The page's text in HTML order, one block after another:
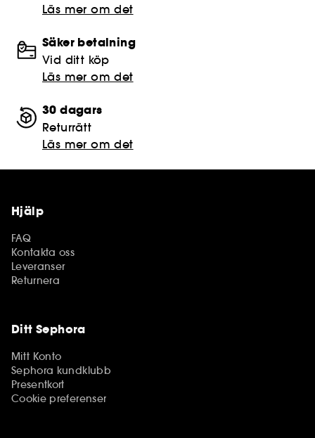
Läs mer om det
Säker betalning
Vid ditt köp
Läs mer om det
30 dagars
Returrätt
Läs mer om det
Hjälp
FAQ
Kontakta oss
Leveranser
Returnera
Ditt Sephora
Mitt Konto
Sephora kundklubb
Presentkort
Cookie preferenser